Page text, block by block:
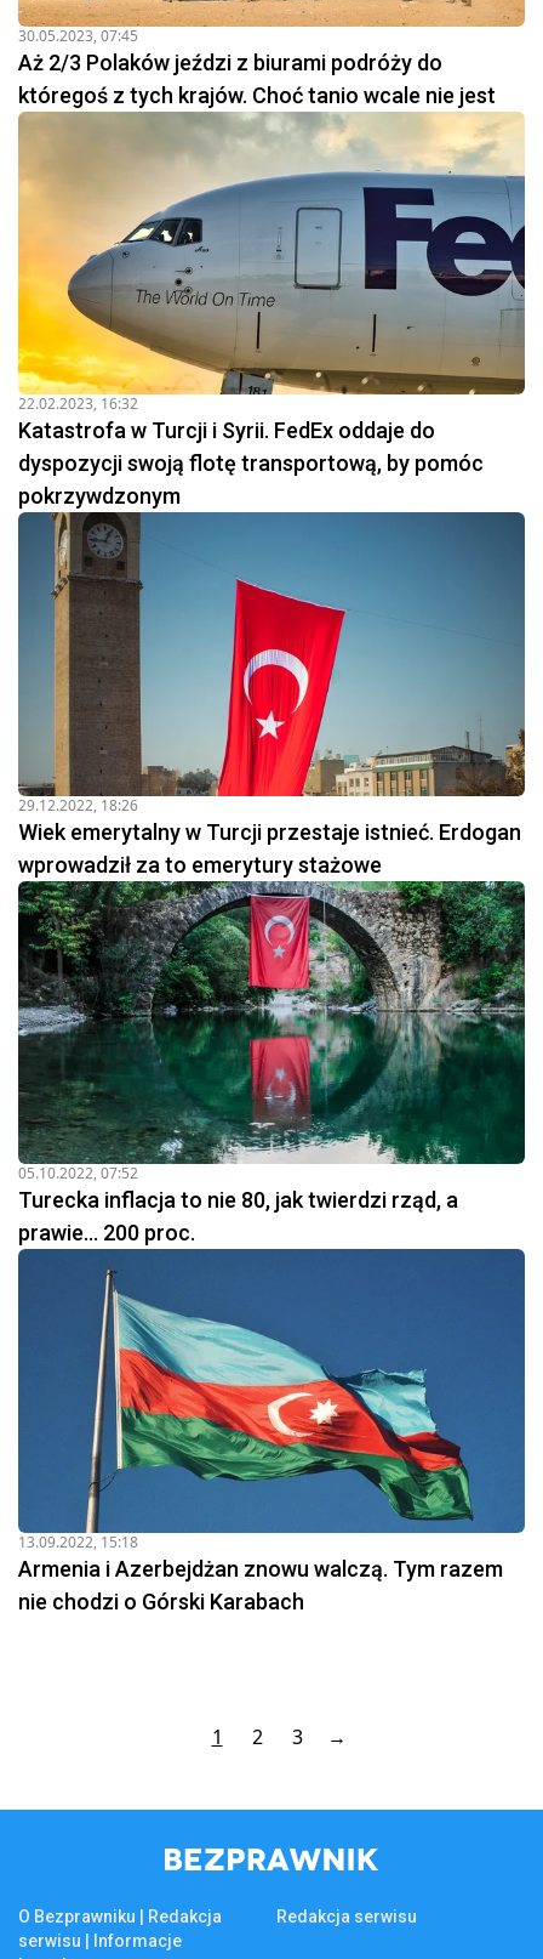
30.05.2023, 07:45
Aż 2/3 Polaków jeździ z biurami podróży do
któregoś z tych krajów. Choć tanio wcale nie jest
22.02.2023, 16:32
Katastrofa w Turcji i Syrii. FedEx oddaje do
dyspozycji swoją flotę transportową, by pomóc
pokrzywdzonym
29.12.2022, 18:26
Wiek emerytalny w Turcji przestaje istnieć. Erdogan
wprowadził za to emerytury stażowe
05.10.2022, 07:52
Turecka inflacja to nie 80, jak twierdzi rząd, a
prawie... 200 proc.
13.09.2022, 15:18
Armenia i Azerbejdżan znowu walczą. Tym razem
nie chodzi o Górski Karabach
1 2 3 →
O Bezprawniku | Redakcja
serwisu | Informacje
Redakcja serwisu